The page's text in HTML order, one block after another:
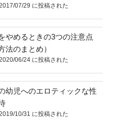
07/29 に投稿された
やめるときの3つの注意点
法のまとめ）
06/24 に投稿された
幼児へのエロティックな性
10/31 に投稿された